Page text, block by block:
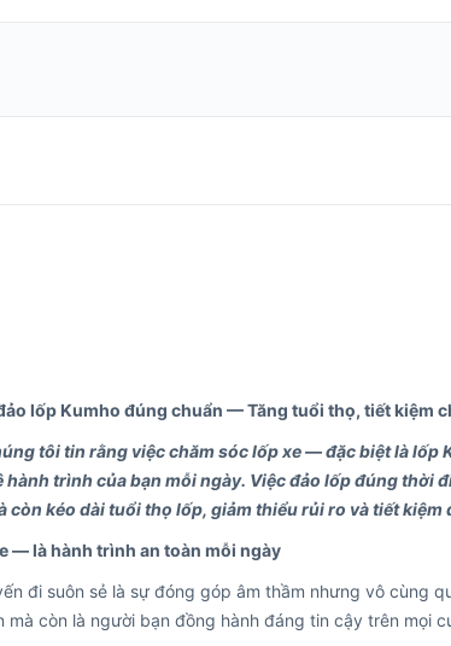
lốp Kumho đúng chuẩn — Tăng tuổi thọ, tiết kiệm
tôi tin rằng việc chăm sóc lốp xe — đặc biệt là
hành trình của bạn mỗi ngày. Việc đảo lốp đúng thời
còn kéo dài tuổi thọ lốp, giảm thiểu rủi ro và tiết kiệm
— là hành trình an toàn mỗi ngày
đi suôn sẻ là sự đóng góp âm thầm nhưng vô cùng
mà còn là người bạn đồng hành đáng tin cậy trên mọi